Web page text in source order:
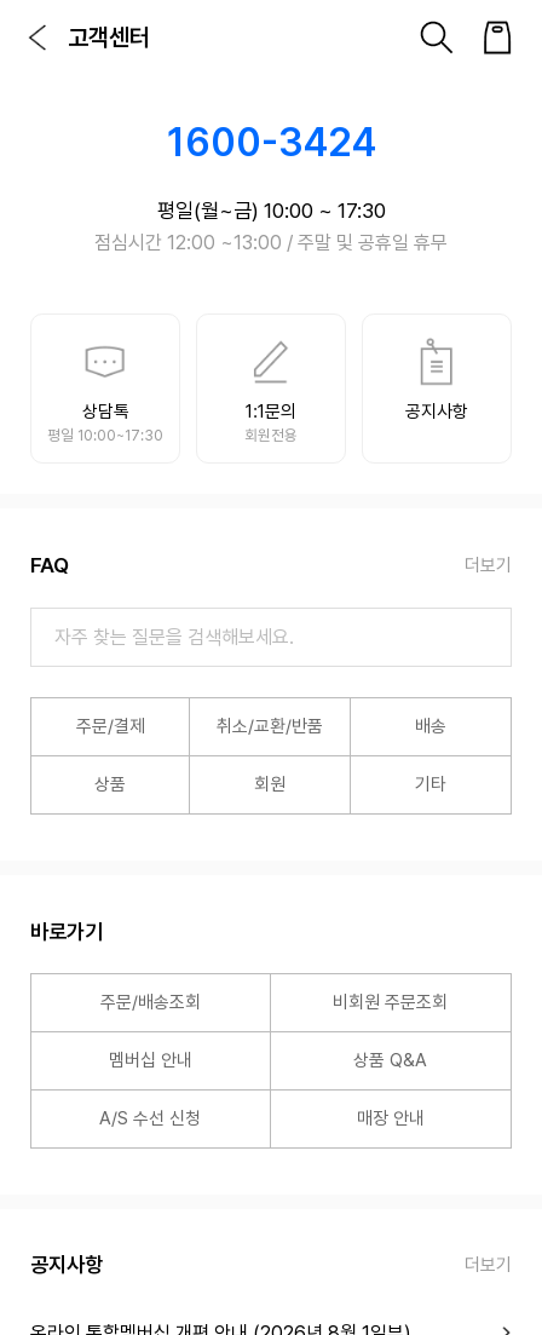
고객센터
1600-3424
평일(월~금) 10:00 ~ 17:30
점심시간 12:00 ~13:00 / 주말 및 공휴일 휴무
상담톡
평일 10:00~17:30
1:1문의
회원전용
공지사항
FAQ 더보기
주문/결제 취소/교환/반품 배송
상품 회원 기타
바로가기
주문/배송조회 비회원 주문조회
멤버십 안내 상품 Q&A
A/S 수선 신청 매장 안내
공지사항 더보기